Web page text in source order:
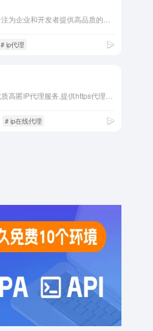
# ip代理
# ip在线代理